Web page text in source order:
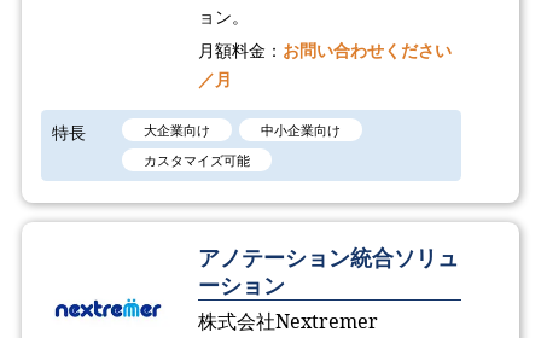
ョン。
月額料金： お問い合わせください
／月
特長 大企業向け
中小企業向け
カスタマイズ可能
アノテーション統合ソリュ
ーション
株式会社Nextremer